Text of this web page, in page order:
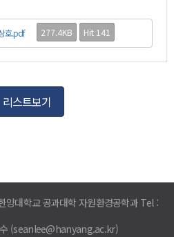
호.pdf 277.4KB Hit 141
리스트보기
양대학교 공과대학 자원환경공학과 Tel :
수 (seanlee@hanyang.ac.kr)